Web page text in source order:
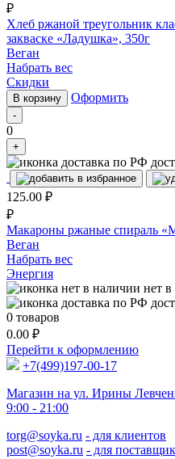
₽
Хлеб ржаной треугольник
закваске «Ладушка», 350г
Веган
Набрать вес
Скидки
В корзину Оформить
-
0
+
125.00 ₽
₽
Макароны ржаные спираль
Веган
Набрать вес
Энергия
нет
0 товаров
0.00 ₽
Перейти к оформлению
+7(499)197-00-17
Магазин на ул. Ирины
9:00 - 21:00
torg@soyka.ru - для клиентов
post@soyka.ru - для